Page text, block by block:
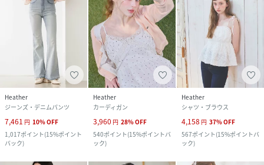
Heather
ジーンズ・デニムパンツ
7,461 円 10%OFF
1,017ポイント(15%ポイント
バック)
Heather
カーディガン
3,960 円 28%OFF
540ポイント(15%ポイントバ
ック)
Heather
シャツ・ブラウス
4,158 円 37%OFF
567ポイント(15%ポイントバ
ック)